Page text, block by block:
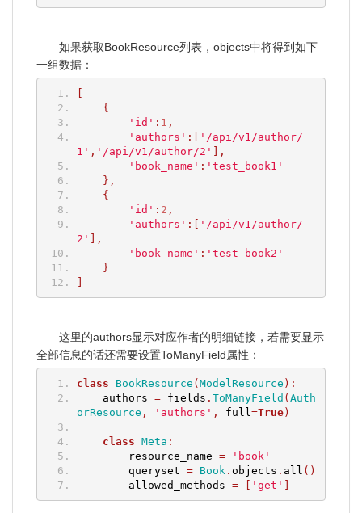
如果获取BookResource列表，objects中将得到如下
一组数据：
[
{
'id' : 1 ,
'authors' :[ '/api/v1/author/
1' , '/api/v1/author/2' ],
'book_name' : 'test_book1'
},
{
'id' : 2 ,
'authors' :[ '/api/v1/author/
2' ],
'book_name' : 'test_book2'
}
]
这里的authors显示对应作者的明细链接，若需要显示
全部信息的话还需要设置ToManyField属性：
class BookResource (ModelResource ):
authors = fields . ToManyField (Auth
orResource , 'authors' , full =True)
class Meta :
resource_name =
'book'
queryset = Book . objects . all ()
allowed_methods = [ 'get' ]